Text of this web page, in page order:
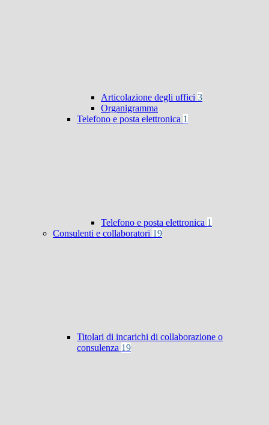
Articolazione degli uffici 3
Organigramma
Telefono e posta elettronica 1
Telefono e posta elettronica 1
Consulenti e collaboratori 19
Titolari di incarichi di collaborazione o
consulenza 19